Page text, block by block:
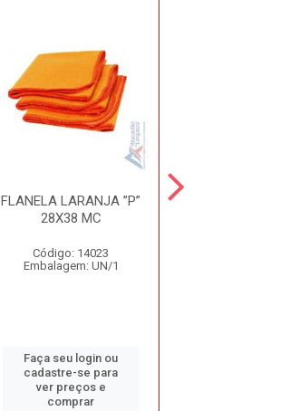
FLANELA LARANJA ”P”
28X38 MC
Código: 14023
Embalagem: UN/1
Faça seu login ou
cadastre-se para
ver preços e
comprar